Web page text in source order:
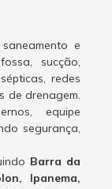
e
sucção,
redes
de drenagem.
equipe
segurança,
Barra da
Ipanema,